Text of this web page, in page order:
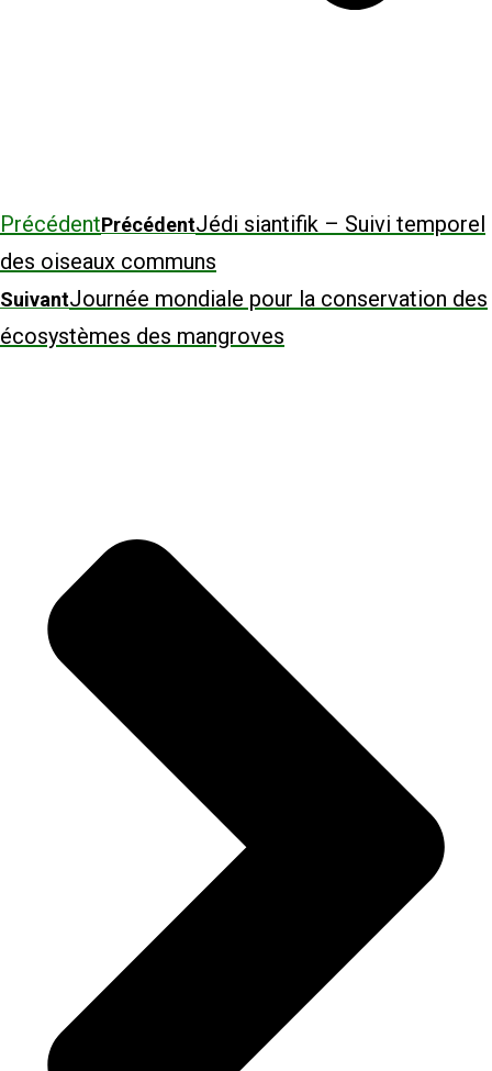
PrécédentPrécédentJédi siantifik – Suivi temporel
des oiseaux communs
SuivantJournée mondiale pour la conservation des
écosystèmes des mangroves